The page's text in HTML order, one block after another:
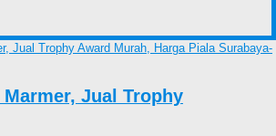
Jual Trophy